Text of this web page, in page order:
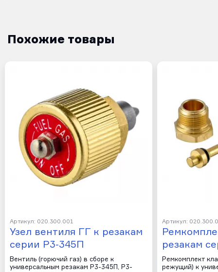
Похожие товары
Артикул: 020.300.001
Узел вентиля ГГ к резакам
серии Р3-345П
Вентиль (горючий газ) в сборе к
универсальным резакам Р3-345П, Р3-
Артикул:
резакам
Ремкомплект
режущий) к